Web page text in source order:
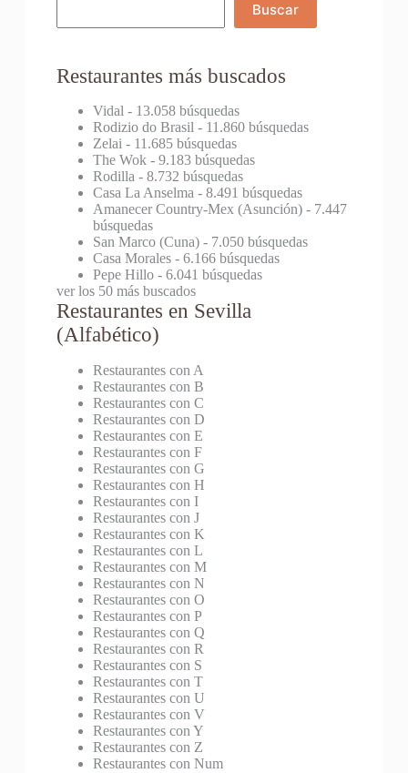
Buscar
Restaurantes más buscados
Vidal - 13.058 búsquedas
Rodizio do Brasil - 11.860 búsquedas
Zelai - 11.685 búsquedas
The Wok- 9.183 búsquedas
Rodilla - 8.732 búsquedas
Casa La Anselma - 8.491 búsquedas
Amanecer Country-Mex (Asunción)- 7.447
búsquedas
San Marco (Cuna)- 7.050 búsquedas
Casa Morales- 6.166 búsquedas
Pepe Hillo- 6.041 búsquedas
ver los 50 más buscados
Restaurantes en Sevilla
(Alfabético)
Restaurantes con A
Restaurantes con B
Restaurantes con C
Restaurantes con D
Restaurantes con E
Restaurantes con F
Restaurantes con G
Restaurantes con H
Restaurantes con I
Restaurantes con J
Restaurantes con K
Restaurantes con L
Restaurantes con M
Restaurantes con N
Restaurantes con O
Restaurantes con P
Restaurantes con Q
Restaurantes con R
Restaurantes con S
Restaurantes con T
Restaurantes con U
Restaurantes con V
Restaurantes con Y
Restaurantes con Z
Restaurantes con Num